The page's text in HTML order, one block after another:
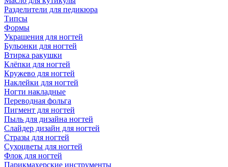
Разделители для педикюра
Типсы
Формы
Украшения для ногтей
Бульонки для ногтей
Втирка ракушки
Клёпки для ногтей
Кружево для ногтей
Наклейки для ногтей
Ногти накладные
Переводная фольга
Пигмент для ногтей
Пыль для дизайна ногтей
Слайдер дизайн для ногтей
Стразы для ногтей
Сухоцветы для ногтей
Флок для ногтей
Парикмахерские инструменты